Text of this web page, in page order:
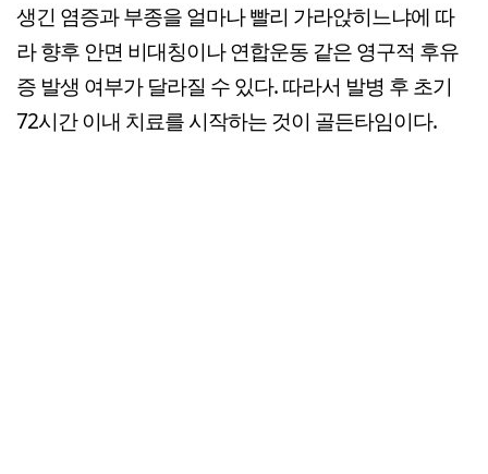
생긴 염증과 부종을 얼마나 빨리 가라앉히느냐에 따
라 향후 안면 비대칭이나 연합운동 같은 영구적 후유
증 발생 여부가 달라질 수 있다. 따라서 발병 후 초기
72시간 이내 치료를 시작하는 것이 골든타임이다.